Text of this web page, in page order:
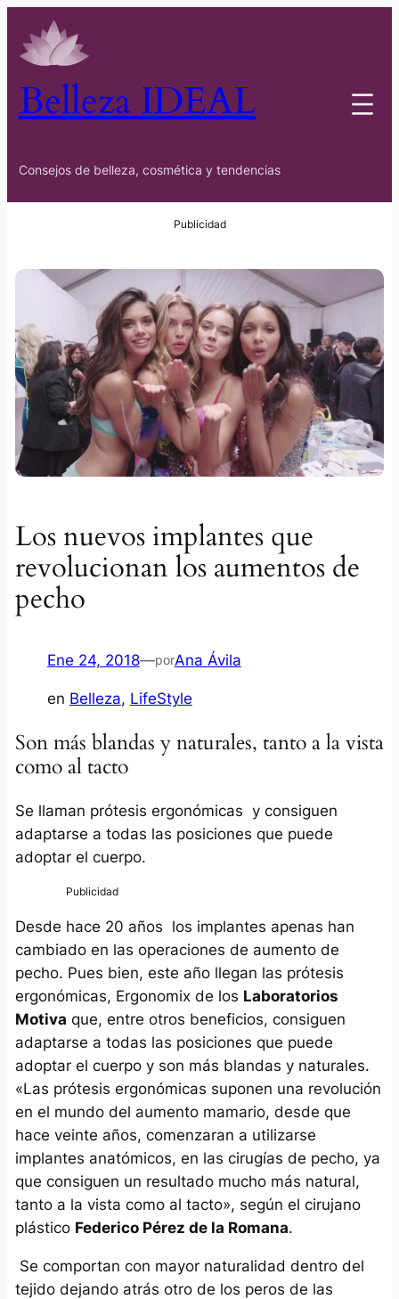
Belleza IDEAL
Consejos de belleza, cosmética y tendencias
Los nuevos implantes que
revolucionan los aumentos de
pecho
Ene 24, 2018—porAna Ávila
en Belleza, LifeStyle
Son más blandas y naturales, tanto a la vista
como al tacto
Se llaman prótesis ergonómicas y consiguen
adaptarse a todas las posiciones que puede
adoptar el cuerpo.
Desde hace 20 años los implantes apenas han
cambiado en las operaciones de aumento de
pecho. Pues bien, este año llegan las prótesis
ergonómicas, Ergonomix de los Laboratorios
Motiva que, entre otros beneficios, consiguen
adaptarse a todas las posiciones que puede
adoptar el cuerpo y son más blandas y naturales.
«Las prótesis ergonómicas suponen una revolución
en el mundo del aumento mamario, desde que
hace veinte años, comenzaran a utilizarse
implantes anatómicos, en las cirugías de pecho, ya
que consiguen un resultado mucho más natural,
tanto a la vista como al tacto», según el cirujano
plástico Federico Pérez de la Romana.
Se comportan con mayor naturalidad dentro del
tejido dejando atrás otro de los peros de las